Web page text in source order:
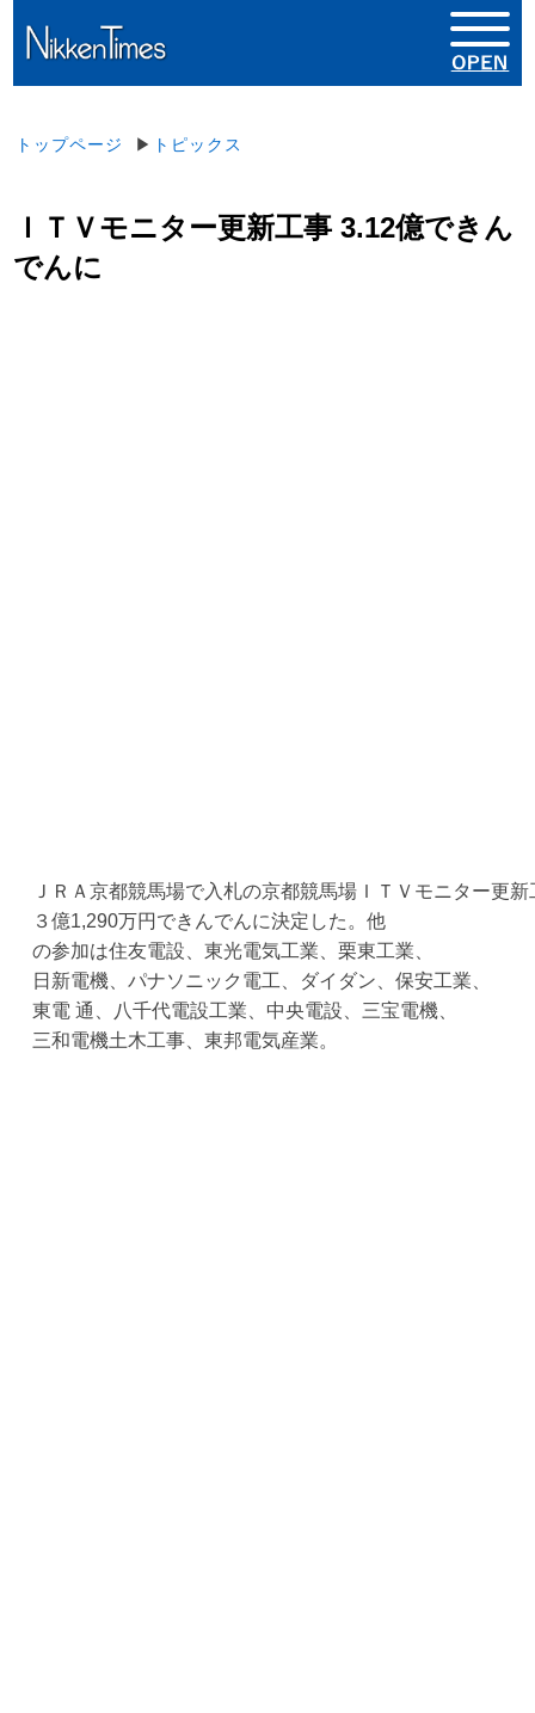
トップページ ▶ トピックス
ＩＴＶモニター更新工事 3.12億できん
でんに
ＪＲＡ京都競馬場で入札の京都競馬場ＩＴＶモニター更
３億1,290万円できんでんに決定した。他
の参加は住友電設、東光電気工業、栗東工業、
日新電機、パナソニック電工、ダイダン、保安工業、
東電 通、八千代電設工業、中央電設、三宝電機、
三和電機土木工事、東邦電気産業。